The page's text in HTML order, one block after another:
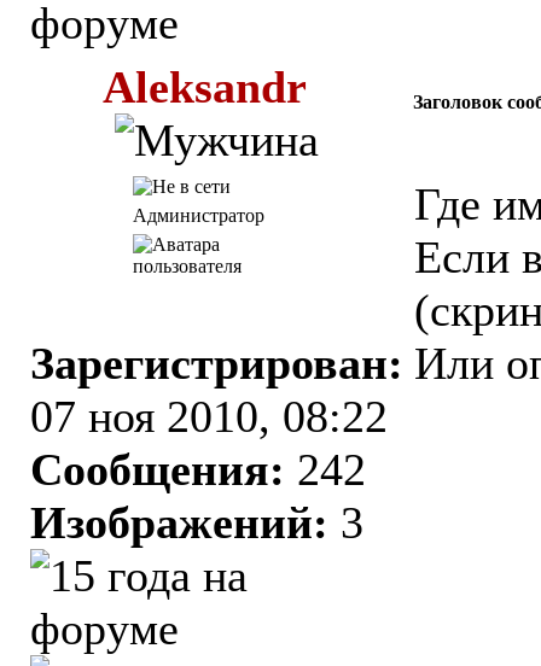
Aleksandr Заголовок
Администратор
Зарегистрирован:
07 ноя 2010, 08:22
Сообщения: 242
Изображений: 3
Где
Если
Или